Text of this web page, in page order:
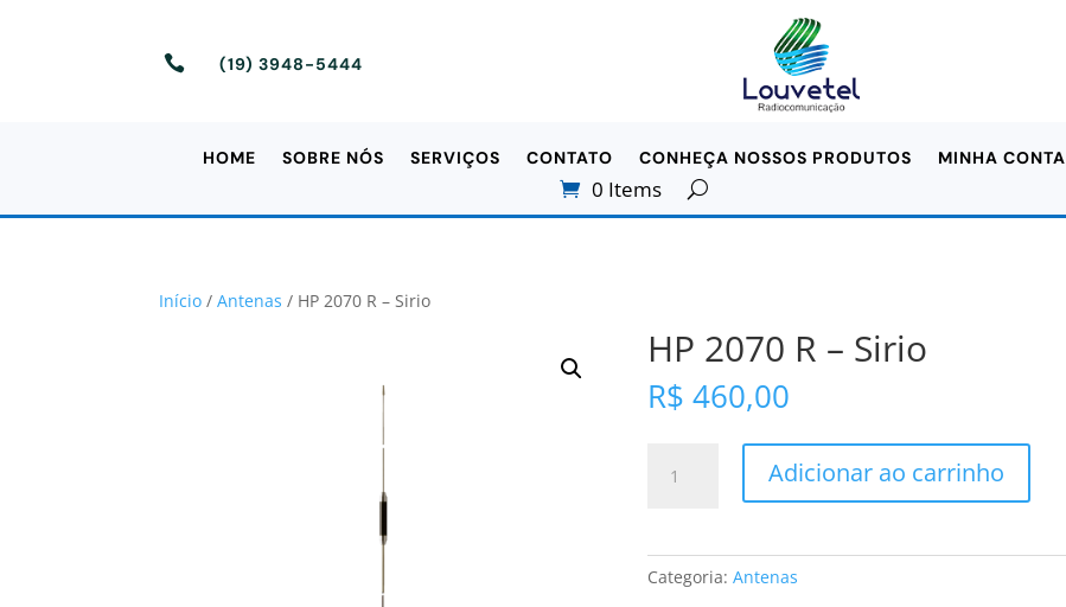
 (19) 3948-5444
HOME SOBRE NÓS SERVIÇOS CONTATO CONHEÇA NOSSOS PRODUTOS MINHA CONTA
0 Items
Início /Antenas / HP 2070 R – Sirio
HP 2070 R – Sirio
R$ 460,00
2070
quantidade
Adicionar ao carrinho
Categoria:Antenas